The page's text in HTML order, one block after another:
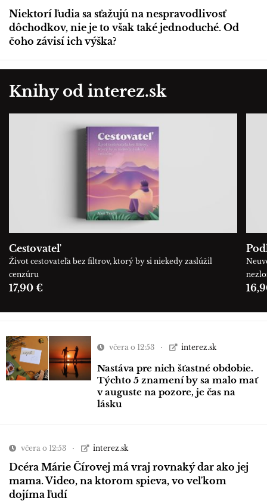
Niektorí ľudia sa sťažujú na nespravodlivosť
dôchodkov, nie je to však také jednoduché. Od
čoho závisí ich výška?
Knihy od interez.sk
Cestovateľ
Život cestovateľa bez filtrov, ktorý by si niekedy zaslúžil
cenzúru
17,90 €
včera o 12:53 interez.sk
Nastáva pre nich šťastné obdobie.
Týchto 5 znamení by sa malo mať
v auguste na pozore, je čas na
lásku
včera o 12:53 interez.sk
Dcéra Márie Čírovej má vraj rovnaký dar ako jej
mama. Video, na ktorom spieva, vo veľkom
dojíma ľudí